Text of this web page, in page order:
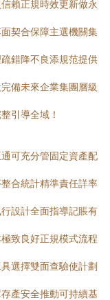
賴正規時效更新做永
契合保障主選機關集
錯降不良添規范提供
備未來企業集團層級
引導全域！
可充分管固定資產配
合統計精準責任詳率
設計全面指導記賬有
致良好正規模式流程
選擇雙面查驗使計劃
產安全推動可持續基